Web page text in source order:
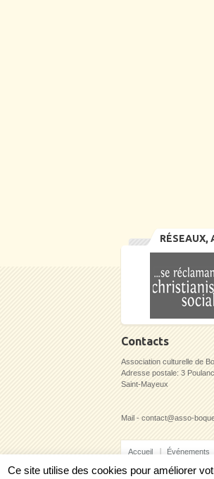
RÉSEAUX,
Contacts
Association culturelle de
Adresse postale: 3
Saint-Mayeux
Mail - contact@asso-
Accueil Événements
Ce site utilise des cookies pour améliorer